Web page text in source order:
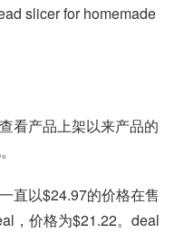
slicer for homemade
看产品上架以来产品的
直以$24.97的价格在售
，价格为$21.22。deal